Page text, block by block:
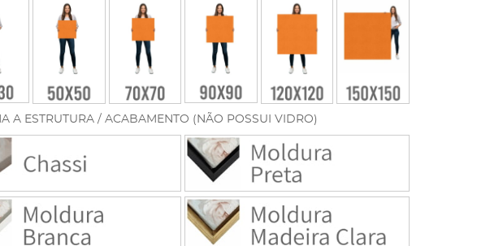
A ESTRUTURA / ACABAMENTO (NÃO POSSUI VIDRO)